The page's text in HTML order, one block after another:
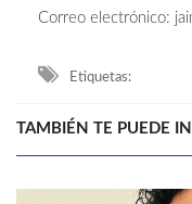
Correo electrónico:
Etiquetas:
TAMBIÉN TE PUEDE